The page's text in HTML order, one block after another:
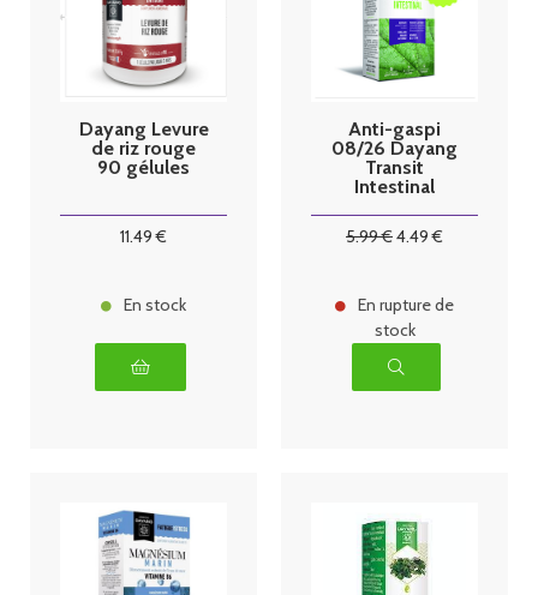
Dayang Levure
de riz rouge
90 gélules
11.49 €
En stock
Anti-gaspi
08/26 Dayang
Transit
Intestinal
comprimés
5.99€4.49 €
En rupture de
stock